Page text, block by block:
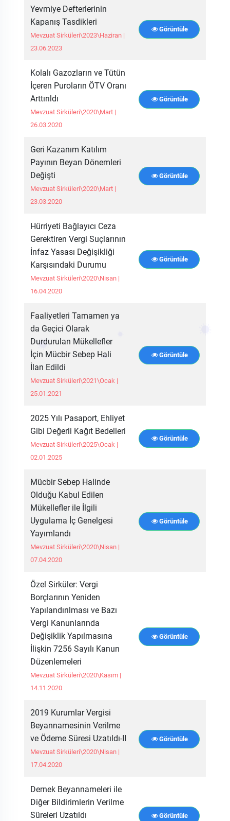
Yevmiye Defterlerinin
Kapanış Tasdikleri
Mevzuat Sirküleri\2023\Haziran |
23.06.2023
Görüntüle
Kolalı Gazozların ve Tütün
İçeren Puroların ÖTV Oranı
Arttırıldı
Mevzuat Sirküleri\2020\Mart |
26.03.2020
Görüntüle
Geri Kazanım Katılım
Payının Beyan Dönemleri
Değişti
Mevzuat Sirküleri\2020\Mart |
23.03.2020
Görüntüle
Hürriyeti Bağlayıcı Ceza
Gerektiren Vergi Suçlarının
İnfaz Yasası Değişikliği
Karşısındaki Durumu
Mevzuat Sirküleri\2020\Nisan |
16.04.2020
Görüntüle
Faaliyetleri Tamamen ya
da Geçici Olarak
Durdurulan Mükellefler
İçin Mücbir Sebep Hali
İlan Edildi
Mevzuat Sirküleri\2021\Ocak |
25.01.2021
Görüntüle
2025 Yılı Pasaport, Ehliyet
Gibi Değerli Kağıt Bedelleri
Mevzuat Sirküleri\2025\Ocak |
02.01.2025
Görüntüle
Mücbir Sebep Halinde
Olduğu Kabul Edilen
Mükellefler ile İlgili
Uygulama İç Genelgesi
Yayımlandı
Mevzuat Sirküleri\2020\Nisan |
07.04.2020
Görüntüle
Özel Sirküler: Vergi
Borçlarının Yeniden
Yapılandırılması ve Bazı
Vergi Kanunlarında
Değişiklik Yapılmasına
İlişkin 7256 Sayılı Kanun
Düzenlemeleri
Mevzuat Sirküleri\2020\Kasım |
14.11.2020
Görüntüle
2019 Kurumlar Vergisi
Beyannamesinin Verilme
ve Ödeme Süresi Uzatıldı-II
Mevzuat Sirküleri\2020\Nisan |
17.04.2020
Görüntüle
Dernek Beyannameleri ile
Diğer Bildirimlerin Verilme
Süreleri Uzatıldı
Görüntüle